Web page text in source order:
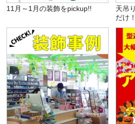
11月～1月の装飾をpickup!!
天吊
だけ